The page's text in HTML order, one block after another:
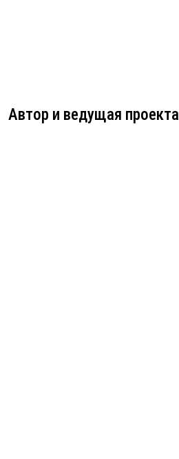
Автор и ведущая проекта